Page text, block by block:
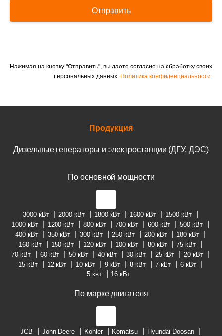
Отправить
Нажимая на кнопку "Отправить", вы даете согласие на обработку своих
персональных данных. Политика конфиденциальности.
Продукция
Дизельные генераторы и электростанции (ДГУ, ДЭС)
По основной мощности
3000 кВт 2000 кВт 1800 кВт 1600 кВт
1500 кВт
1000 кВт
1200 кВт 800 кВт 700 кВт 600 кВт
500 кВт
400 кВт
350 кВт 300 кВт 250 кВт 200 кВт
180 кВт
160 кВт
150 кВт 120 кВт 100 кВт 80 кВт
75 кВт
70 кВт
60 кВт 50 кВт 40 кВт 30 кВт 25 кВт
20 кВт
15 кВт
12 кВт 10 кВт 9 кВт 8 кВт 7 кВт
6 кВт
5 квт
16 кВт
По марке двигателя
JCB John Deere Kohler Komatsu
Hyundai-Doosan